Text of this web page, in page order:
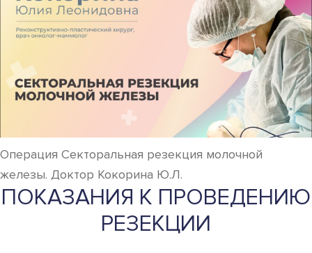
Операция Секторальная резекция молочной
железы. Доктор Кокорина Ю.Л.
ПОКАЗАНИЯ К ПРОВЕДЕНИЮ
РЕЗЕКЦИИ